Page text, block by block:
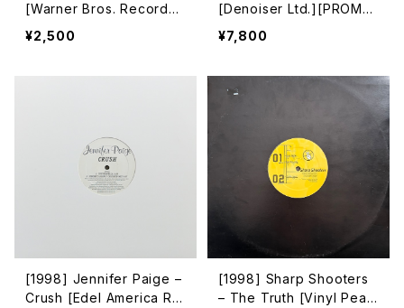
[Warner Bros. Records]
[2枚組][在庫B]
¥2,500
[Denoiser Ltd.][PROM
O]
¥7,800
[1998] Jennifer Paige –
Crush [Edel America Re
[1998] Sharp Shooters
– The Truth [Vinyl Peac